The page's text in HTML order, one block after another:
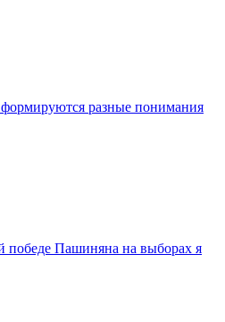
разные понимания
победе Пашиняна на выборах я